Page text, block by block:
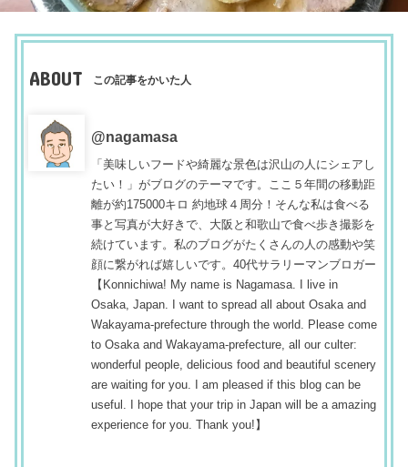
ABOUT この記事をかいた人
@nagamasa
「美味しいフードや綺麗な景色は沢山の人にシェアし
たい！」がブログのテーマです。ここ５年間の移動距
離が約175000キロ 約地球４周分！そんな私は食べる
事と写真が大好きで、大阪と和歌山で食べ歩き撮影を
続けています。私のブログがたくさんの人の感動や笑
顔に繋がれば嬉しいです。40代サラリーマンブロガー
【Konnichiwa! My name is Nagamasa. I live in
Osaka, Japan. I want to spread all about Osaka and
Wakayama-prefecture through the world. Please come
to Osaka and Wakayama-prefecture, all our culter:
wonderful people, delicious food and beautiful scenery
are waiting for you. I am pleased if this blog can be
useful. I hope that your trip in Japan will be a amazing
experience for you. Thank you!】